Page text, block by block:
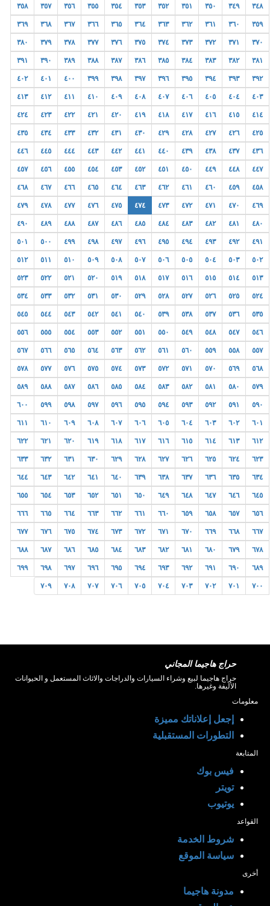
٣٤٨ ٣٤٩ ٣٥٠ ٣٥١ ٣٥٢ ٣٥٣ ٣٥٤ ٣٥٥ ٣٥٦ ٣٥٧ ٣٥٨
٣٥٩ ٣٦٠ ٣٦١ ٣٦٢ ٣٦٣ ٣٦٤ ٣٦٥ ٣٦٦ ٣٦٧ ٣٦٨ ٣٦٩
٣٧٠ ٣٧١ ٣٧٢ ٣٧٣ ٣٧٤ ٣٧٥ ٣٧٦ ٣٧٧ ٣٧٨ ٣٧٩ ٣٨٠
٣٨١ ٣٨٢ ٣٨٣ ٣٨٤ ٣٨٥ ٣٨٦ ٣٨٧ ٣٨٨ ٣٨٩ ٣٩٠ ٣٩١
٣٩٢ ٣٩٣ ٣٩٤ ٣٩٥ ٣٩٦ ٣٩٧ ٣٩٨ ٣٩٩ ٤٠٠ ٤٠١ ٤٠٢
٤٠٣ ٤٠٤ ٤٠٥ ٤٠٦ ٤٠٧ ٤٠٨ ٤٠٩ ٤١٠ ٤١١ ٤١٢ ٤١٣
٤١٤ ٤١٥ ٤١٦ ٤١٧ ٤١٨ ٤١٩ ٤٢٠ ٤٢١ ٤٢٢ ٤٢٣ ٤٢٤
٤٢٥ ٤٢٦ ٤٢٧ ٤٢٨ ٤٢٩ ٤٣٠ ٤٣١ ٤٣٢ ٤٣٣ ٤٣٤ ٤٣٥
٤٣٦ ٤٣٧ ٤٣٨ ٤٣٩ ٤٤٠ ٤٤١ ٤٤٢ ٤٤٣ ٤٤٤ ٤٤٥ ٤٤٦
٤٤٧ ٤٤٨ ٤٤٩ ٤٥٠ ٤٥١ ٤٥٢ ٤٥٣ ٤٥٤ ٤٥٥ ٤٥٦ ٤٥٧
٤٥٨ ٤٥٩ ٤٦٠ ٤٦١ ٤٦٢ ٤٦٣ ٤٦٤ ٤٦٥ ٤٦٦ ٤٦٧ ٤٦٨
٤٦٩ ٤٧٠ ٤٧١ ٤٧٢ ٤٧٣ ٤٧٤ ٤٧٥ ٤٧٦ ٤٧٧ ٤٧٨ ٤٧٩
٤٨٠ ٤٨١ ٤٨٢ ٤٨٣ ٤٨٤ ٤٨٥ ٤٨٦ ٤٨٧ ٤٨٨ ٤٨٩ ٤٩٠
٤٩١ ٤٩٢ ٤٩٣ ٤٩٤ ٤٩٥ ٤٩٦ ٤٩٧ ٤٩٨ ٤٩٩ ٥٠٠ ٥٠١
٥٠٢ ٥٠٣ ٥٠٤ ٥٠٥ ٥٠٦ ٥٠٧ ٥٠٨ ٥٠٩ ٥١٠ ٥١١ ٥١٢
٥١٣ ٥١٤ ٥١٥ ٥١٦ ٥١٧ ٥١٨ ٥١٩ ٥٢٠ ٥٢١ ٥٢٢ ٥٢٣
٥٢٤ ٥٢٥ ٥٢٦ ٥٢٧ ٥٢٨ ٥٢٩ ٥٣٠ ٥٣١ ٥٣٢ ٥٣٣ ٥٣٤
٥٣٥ ٥٣٦ ٥٣٧ ٥٣٨ ٥٣٩ ٥٤٠ ٥٤١ ٥٤٢ ٥٤٣ ٥٤٤ ٥٤٥
٥٤٦ ٥٤٧ ٥٤٨ ٥٤٩ ٥٥٠ ٥٥١ ٥٥٢ ٥٥٣ ٥٥٤ ٥٥٥ ٥٥٦
٥٥٧ ٥٥٨ ٥٥٩ ٥٦٠ ٥٦١ ٥٦٢ ٥٦٣ ٥٦٤ ٥٦٥ ٥٦٦ ٥٦٧
٥٦٨ ٥٦٩ ٥٧٠ ٥٧١ ٥٧٢ ٥٧٣ ٥٧٤ ٥٧٥ ٥٧٦ ٥٧٧ ٥٧٨
٥٧٩ ٥٨٠ ٥٨١ ٥٨٢ ٥٨٣ ٥٨٤ ٥٨٥ ٥٨٦ ٥٨٧ ٥٨٨ ٥٨٩
٥٩٠ ٥٩١ ٥٩٢ ٥٩٣ ٥٩٤ ٥٩٥ ٥٩٦ ٥٩٧ ٥٩٨ ٥٩٩ ٦٠٠
٦٠١ ٦٠٢ ٦٠٣ ٦٠٤ ٦٠٥ ٦٠٦ ٦٠٧ ٦٠٨ ٦٠٩ ٦١٠ ٦١١
٦١٢ ٦١٣ ٦١٤ ٦١٥ ٦١٦ ٦١٧ ٦١٨ ٦١٩ ٦٢٠ ٦٢١ ٦٢٢
٦٢٣ ٦٢٤ ٦٢٥ ٦٢٦ ٦٢٧ ٦٢٨ ٦٢٩ ٦٣٠ ٦٣١ ٦٣٢ ٦٣٣
٦٣٤ ٦٣٥ ٦٣٦ ٦٣٧ ٦٣٨ ٦٣٩ ٦٤٠ ٦٤١ ٦٤٢ ٦٤٣ ٦٤٤
٦٤٥ ٦٤٦ ٦٤٧ ٦٤٨ ٦٤٩ ٦٥٠ ٦٥١ ٦٥٢ ٦٥٣ ٦٥٤ ٦٥٥
٦٥٦ ٦٥٧ ٦٥٨ ٦٥٩ ٦٦٠ ٦٦١ ٦٦٢ ٦٦٣ ٦٦٤ ٦٦٥ ٦٦٦
٦٦٧ ٦٦٨ ٦٦٩ ٦٧٠ ٦٧١ ٦٧٢ ٦٧٣ ٦٧٤ ٦٧٥ ٦٧٦ ٦٧٧
٦٧٨ ٦٧٩ ٦٨٠ ٦٨١ ٦٨٢ ٦٨٣ ٦٨٤ ٦٨٥ ٦٨٦ ٦٨٧ ٦٨٨
٦٨٩ ٦٩٠ ٦٩١ ٦٩٢ ٦٩٣ ٦٩٤ ٦٩٥ ٦٩٦ ٦٩٧ ٦٩٨ ٦٩٩
٧٠٠ ٧٠١ ٧٠٢ ٧٠٣ ٧٠٤ ٧٠٥ ٧٠٦ ٧٠٧ ٧٠٨ ٧٠٩
حراج هاجيما المجاني
حراج هاجيما لبيع وشراء السيارات والدراجات والاثاث المستعمل و الحيوانات
الأليفة وغيرها.
معلومات
إجعل إعلاناتك مميزة
التطورات المستقبلية
المتابعة
فيس بوك
تويتر
يوتيوب
القواعد
شروط الخدمة
سياسة الموقع
أخرى
مدونة هاجيما